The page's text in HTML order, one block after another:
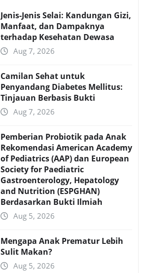
Jenis-Jenis Selai: Kandungan Gizi,
Manfaat, dan Dampaknya
terhadap Kesehatan Dewasa
Aug 7, 2026
Camilan Sehat untuk
Penyandang Diabetes Mellitus:
Tinjauan Berbasis Bukti
Aug 7, 2026
Pemberian Probiotik pada Anak
Rekomendasi American Academy
of Pediatrics (AAP) dan European
Society for Paediatric
Gastroenterology, Hepatology
and Nutrition (ESPGHAN)
Berdasarkan Bukti Ilmiah
Aug 5, 2026
Mengapa Anak Prematur Lebih
Sulit Makan?
Aug 5, 2026